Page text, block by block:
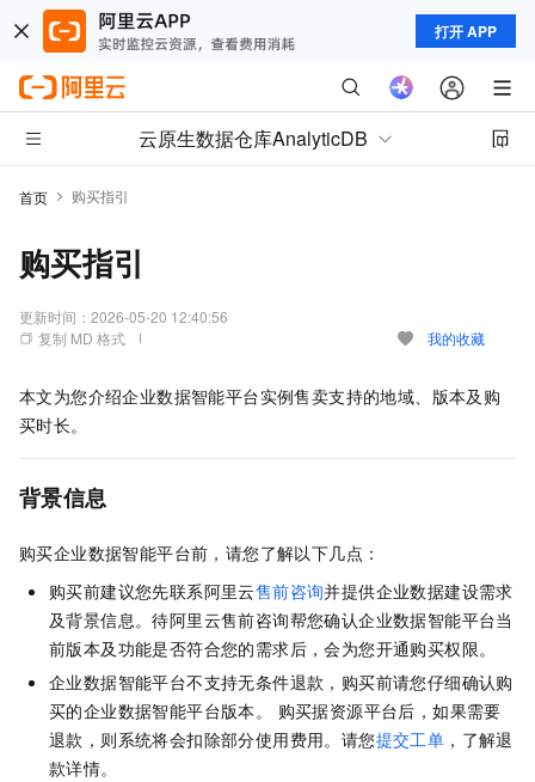
打开 APP
云原生数据仓库AnalyticDB
首页 购买指引
购买指引
更新时间： 2026-05-20 12:40:56
复制 MD 格式
我的收藏
本文为您介绍企业数据智能平台实例售卖支持的地域、版本及购
买时长。
背景信息
购买企业数据智能平台前，请您了解以下几点：
购买前建议您先联系阿里云售前咨询并提供企业数据建设需求
及背景信息。待阿里云售前咨询帮您确认企业数据智能平台当
前版本及功能是否符合您的需求后，会为您开通购买权限。
企业数据智能平台不支持无条件退款，购买前请您仔细确认购
买的企业数据智能平台版本。 购买据资源平台后，如果需要
退款，则系统将会扣除部分使用费用。请您提交工单 ，了解退
款详情。